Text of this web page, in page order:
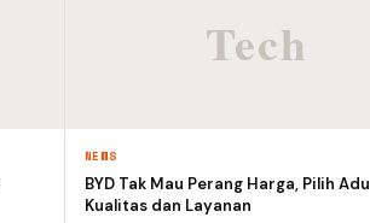
NEWS
BYD Tak Mau Perang Harga, Pilih Adu
Kualitas dan Layanan